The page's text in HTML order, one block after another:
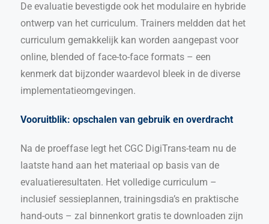
De evaluatie bevestigde ook het modulaire en hybride
ontwerp van het curriculum. Trainers meldden dat het
curriculum gemakkelijk kan worden aangepast voor
online, blended of face-to-face formats – een
kenmerk dat bijzonder waardevol bleek in de diverse
implementatieomgevingen.
Vooruitblik: opschalen van gebruik en overdracht
Na de proeffase legt het CGC DigiTrans-team nu de
laatste hand aan het materiaal op basis van de
evaluatieresultaten. Het volledige curriculum –
inclusief sessieplannen, trainingsdia’s en praktische
hand-outs – zal binnenkort gratis te downloaden zijn